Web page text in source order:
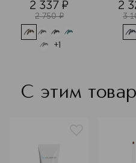
2 337 ¤
2 750 ¤
+1
2
3
С этим